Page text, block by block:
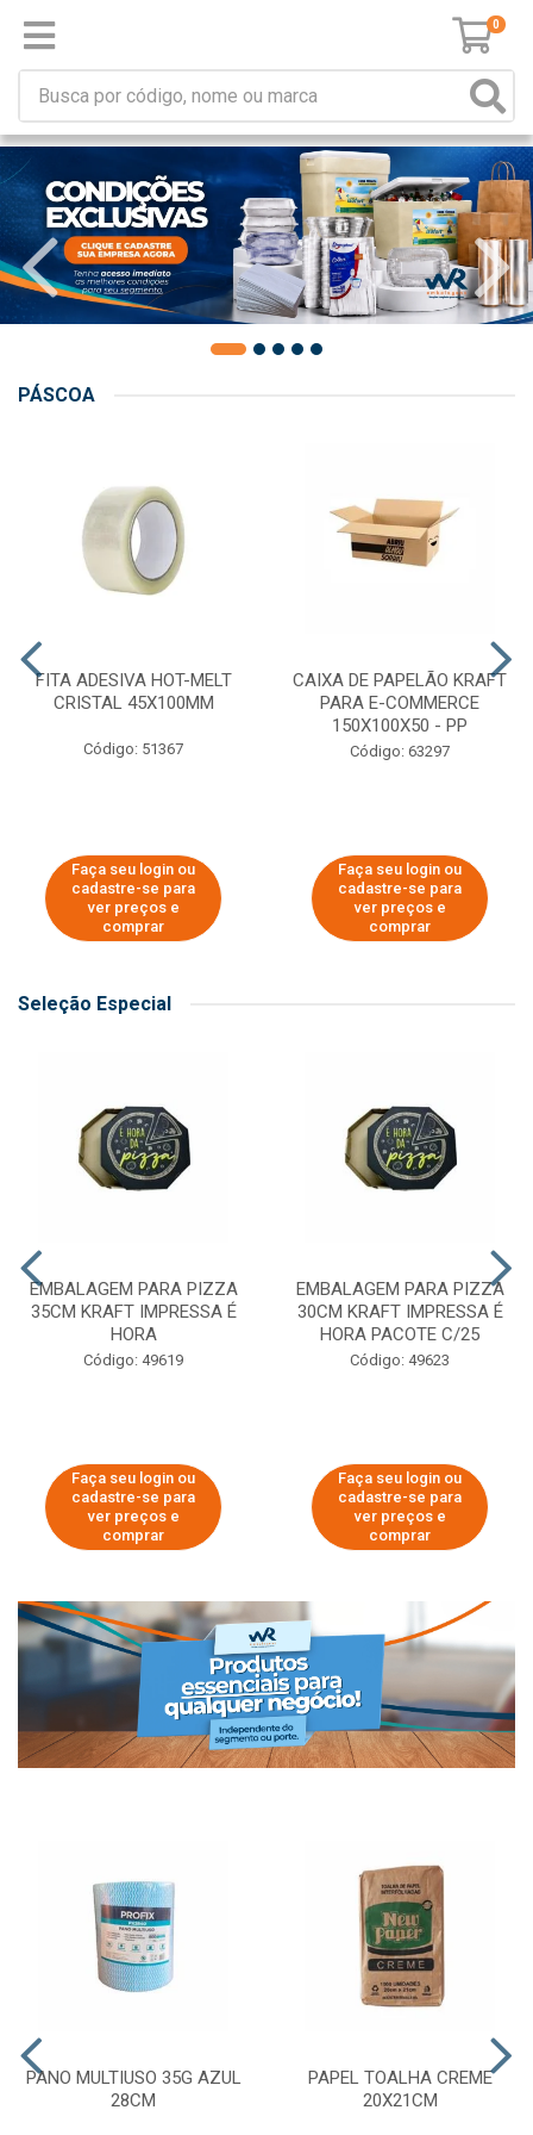
0
PÁSCOA
FITA ADESIVA HOT-MELT
CRISTAL 45X100MM
Código: 51367
Faça seu login ou
cadastre-se para
ver preços e
comprar
CAIXA DE PAPELÃO KRAFT
PARA E-COMMERCE
150X100X50 - PP
Código: 63297
Faça seu login ou
cadastre-se para
ver preços e
comprar
Seleção Especial
EMBALAGEM PARA PIZZA
35CM KRAFT IMPRESSA É
HORA
Código: 49619
Faça seu login ou
cadastre-se para
ver preços e
comprar
EMBALAGEM PARA PIZZA
30CM KRAFT IMPRESSA É
HORA PACOTE C/25
Código: 49623
Faça seu login ou
cadastre-se para
ver preços e
comprar
PANO MULTIUSO 35G AZUL
28CM
PAPEL TOALHA CREME
20X21CM